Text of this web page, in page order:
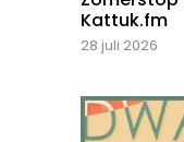
Kattuk.fm
28 juli 2026